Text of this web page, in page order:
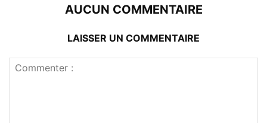
AUCUN COMMENTAIRE
LAISSER UN COMMENTAIRE